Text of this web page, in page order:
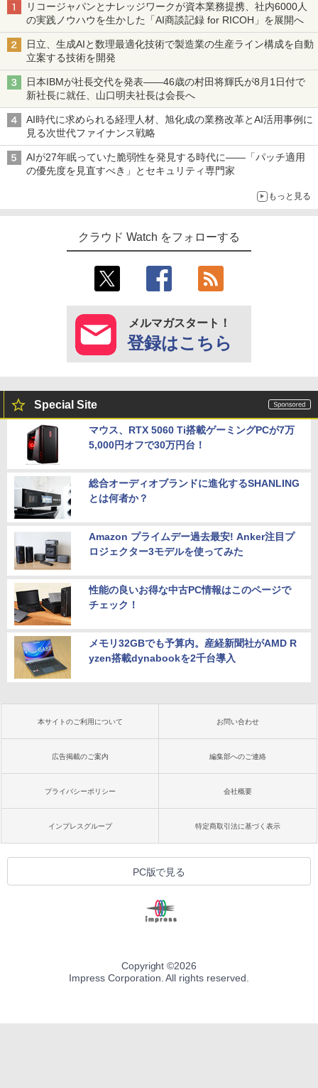
リコージャパンとナレッジワークが資本業務提携、社内6000人
の実践ノウハウを生かした「AI商談記録 for RICOH」を展開へ
日立、生成AIと数理最適化技術で製造業の生産ライン構成を自動
立案する技術を開発
日本IBMが社長交代を発表――46歳の村田将輝氏が8月1日付で
新社長に就任、山口明夫社長は会長へ
AI時代に求められる経理人材、旭化成の業務改革とAI活用事例に
見る次世代ファイナンス戦略
AIが27年眠っていた脆弱性を発見する時代に――「パッチ適用
の優先度を見直すべき」とセキュリティ専門家
もっと見る
クラウド Watch をフォローする
メルマガスタート！
登録はこちら
Special Site
マウス、RTX 5060 Ti搭載ゲーミングPCが7万
5,000円オフで30万円台！
総合オーディオブランドに進化するSHANLING
とは何者か？
Amazon プライムデー過去最安! Anker注目プ
ロジェクター3モデルを使ってみた
性能の良いお得な中古PC情報はこのページで
チェック！
メモリ32GBでも予算内。産経新聞社がAMD R
yzen搭載dynabookを2千台導入
本サイトのご利用について お問い合わせ
広告掲載のご案内 編集部へのご連絡
プライバシーポリシー 会社概要
インプレスグループ 特定商取引法に基づく表示
PC版で見る
Copyright ©2026
Impress Corporation. All rights reserved.